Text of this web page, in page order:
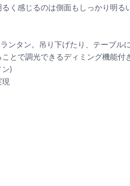
く感じるのは側面もしっかり明る
ンタン。吊り下げたり、テーブル
とで調光できるディミング機能付
ン)
現